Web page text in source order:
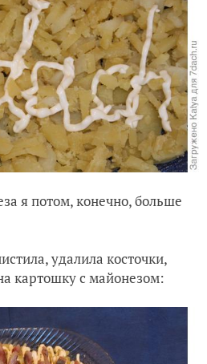
я потом, конечно, больше
удалила косточки,
картошку с майонезом: